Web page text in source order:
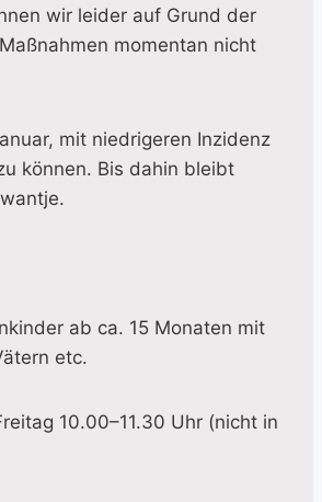
wir leider auf Grund der
momentan nicht
mit niedrigeren Inzidenz
können. Bis dahin bleibt
ab ca. 15 Monaten mit
etc.
10.00–11.30 Uhr (nicht in